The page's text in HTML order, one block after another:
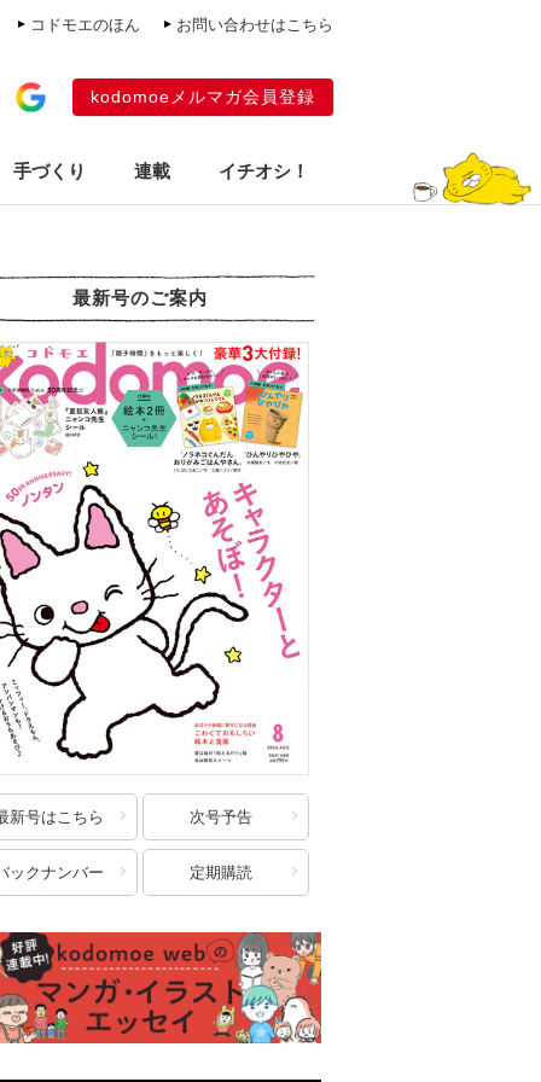
コドモエのほん お問い合わせはこちら
kodomoeメルマガ会員登録
手づくり 連載 イチオシ！
最新号のご案内
新号はこちら 次号予告
ックナンバー 定期購読